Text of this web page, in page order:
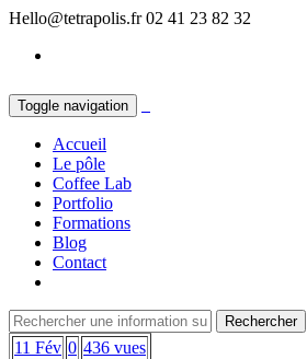
Hello@tetrapolis.fr 02 41 23 82 32
Toggle navigation
Accueil
Le pôle
Coffee Lab
Portfolio
Formations
Blog
Contact
11 Fév 0 436 vues